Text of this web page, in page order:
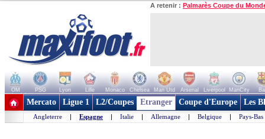
A retenir : Palmarès Coupe du
OM PSG Lyon Lille Monaco Chelsea Man Utd Arsenal Liverpool ManCity
+ de clubs
Mercato Ligue 1 L2/Coupes Etranger Coupe d'Europe Les
Angleterre | Espagne | Italie | Allemagne | Belgique | Pays-Bas